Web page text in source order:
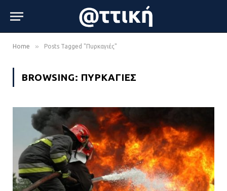
Home » Posts Tagged "Πυρκαγιές"
BROWSING: ΠΥΡΚΑΓΙΈΣ